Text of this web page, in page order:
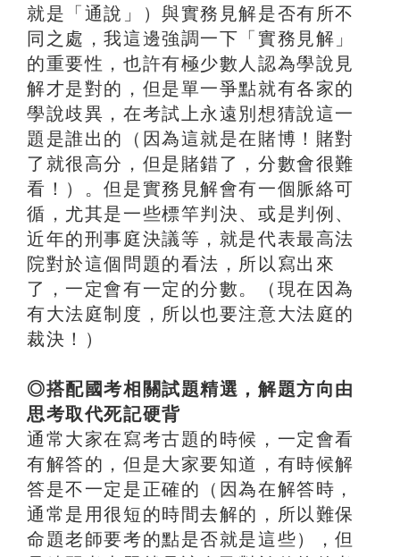
就是「通說」）與實務見解是否有所不
同之處，我這邊強調一下「實務見解」
的重要性，也許有極少數人認為學說見
解才是對的，但是單一爭點就有各家的
學說歧異，在考試上永遠別想猜說這一
題是誰出的（因為這就是在賭博！賭對
了就很高分，但是賭錯了，分數會很難
看！）。但是實務見解會有一個脈絡可
循，尤其是一些標竿判決、或是判例、
近年的刑事庭決議等，就是代表最高法
院對於這個問題的看法，所以寫出來
了，一定會有一定的分數。（現在因為
有大法庭制度，所以也要注意大法庭的
裁決！）
◎搭配國考相關試題精選，解題方向由
思考取代死記硬背
通常大家在寫考古題的時候，一定會看
有解答的，但是大家要知道，有時候解
答是不一定是正確的（因為在解答時，
通常是用很短的時間去解的，所以難保
命題老師要考的點是否就是這些），但